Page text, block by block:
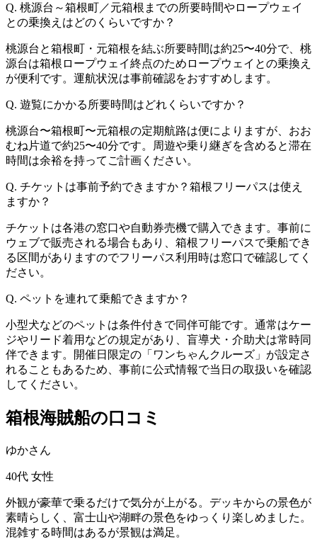
Q. 桃源台～箱根町／元箱根までの所要時間やロープウェイ
との乗換えはどのくらいですか？
桃源台と箱根町・元箱根を結ぶ所要時間は約25〜40分で、桃
源台は箱根ロープウェイ終点のためロープウェイとの乗換え
が便利です。運航状況は事前確認をおすすめします。
Q. 遊覧にかかる所要時間はどれくらいですか？
桃源台〜箱根町〜元箱根の定期航路は便によりますが、おお
むね片道で約25〜40分です。周遊や乗り継ぎを含めると滞在
時間は余裕を持ってご計画ください。
Q. チケットは事前予約できますか？箱根フリーパスは使え
ますか？
チケットは各港の窓口や自動券売機で購入できます。事前に
ウェブで販売される場合もあり、箱根フリーパスで乗船でき
る区間がありますのでフリーパス利用時は窓口で確認してく
ださい。
Q. ペットを連れて乗船できますか？
小型犬などのペットは条件付きで同伴可能です。通常はケー
ジやリード着用などの規定があり、盲導犬・介助犬は常時同
伴できます。開催日限定の「ワンちゃんクルーズ」が設定さ
れることもあるため、事前に公式情報で当日の取扱いを確認
してください。
箱根海賊船の口コミ
ゆかさん
40代 女性
外観が豪華で乗るだけで気分が上がる。デッキからの景色が
素晴らしく、富士山や湖畔の景色をゆっくり楽しめました。
混雑する時間はあるが景観は満足。